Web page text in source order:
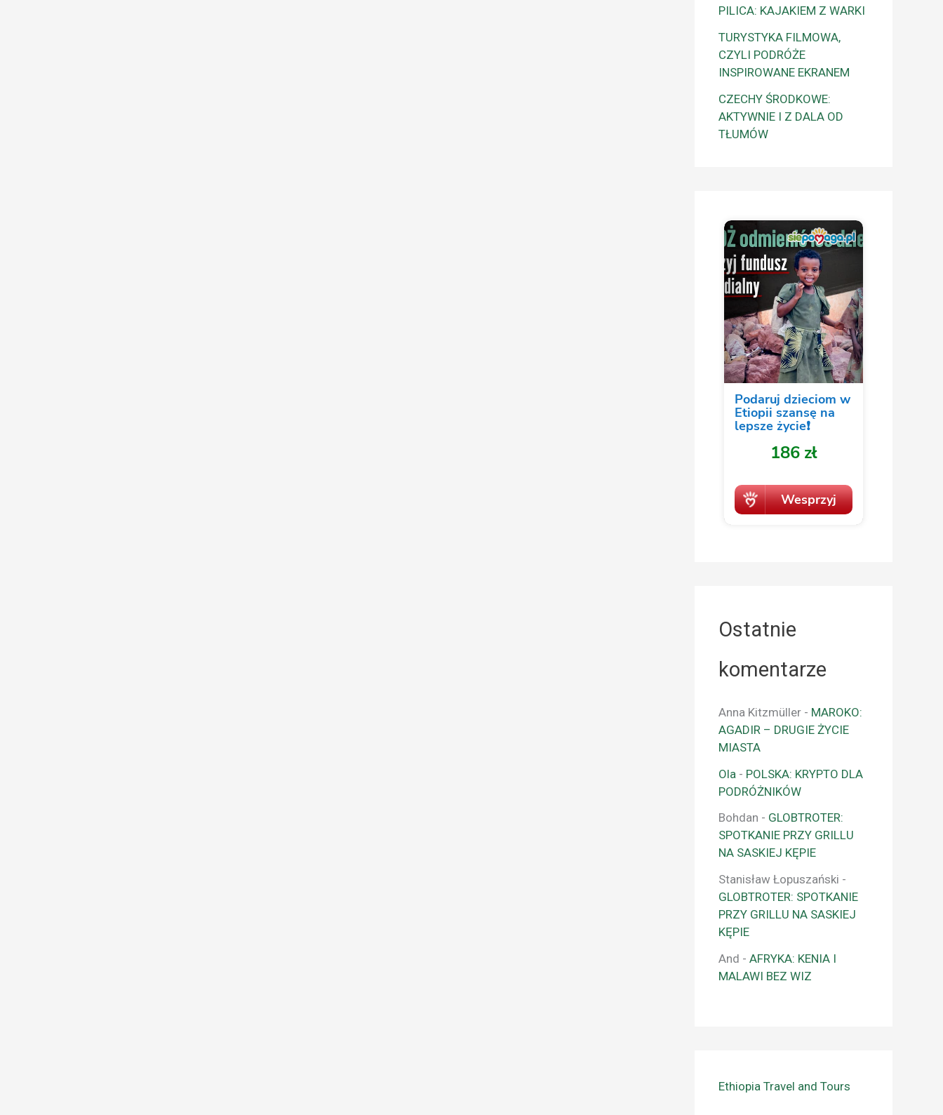
PILICA: KAJAKIEM Z WARKI
TURYSTYKA FILMOWA,
CZYLI PODRÓŻE
INSPIROWANE EKRANEM
CZECHY ŚRODKOWE:
AKTYWNIE I Z DALA OD
TŁUMÓW
Ostatnie
komentarze
Anna Kitzmüller - MAROKO:
AGADIR – DRUGIE ŻYCIE
MIASTA
Ola - POLSKA: KRYPTO DLA
PODRÓŻNIKÓW
Bohdan - GLOBTROTER:
SPOTKANIE PRZY GRILLU
NA SASKIEJ KĘPIE
Stanisław Łopuszański -
GLOBTROTER: SPOTKANIE
PRZY GRILLU NA SASKIEJ
KĘPIE
And - AFRYKA: KENIA I
MALAWI BEZ WIZ
Ethiopia Travel and Tours